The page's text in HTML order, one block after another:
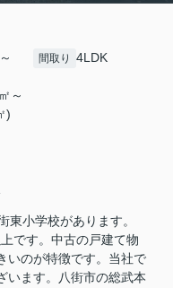
～
)
間取り 4LDK
東小学校があります。
です。中古の戸建て物
いのが特徴です。当社で
います。八街市の総武本